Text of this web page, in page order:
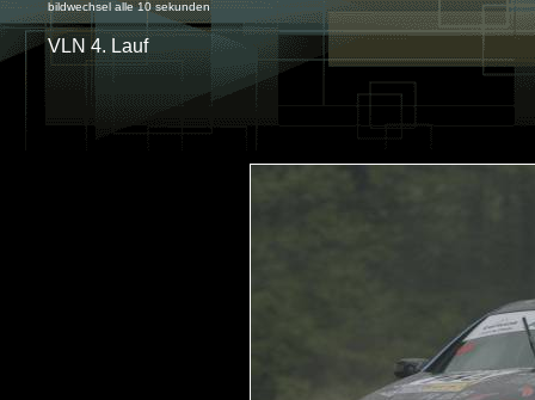
bildwechsel alle 10 sekunden
VLN 4. Lauf